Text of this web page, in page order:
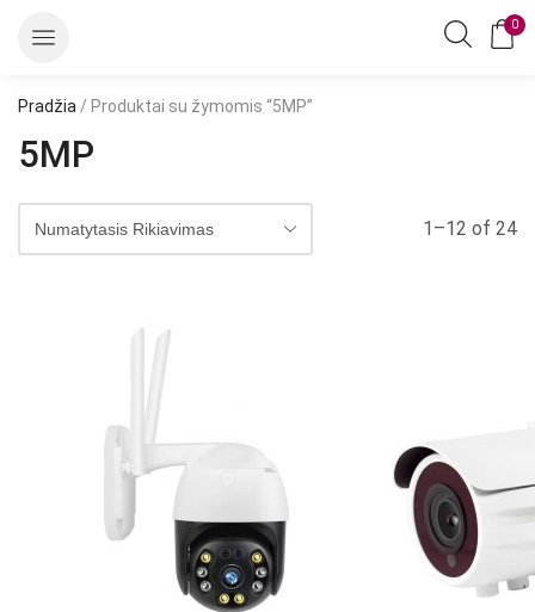
0
Pradžia / Produktai su žymomis “5MP”
5MP
1–12 of 24